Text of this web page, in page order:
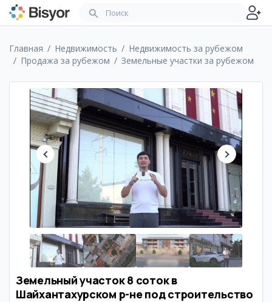
Главная Недвижимость
Недвижимость за рубежом
Продажа за рубежом
Земельные участки за рубежом
Земельный участок 8 соток в
Шайхантахурском р-не под строительство